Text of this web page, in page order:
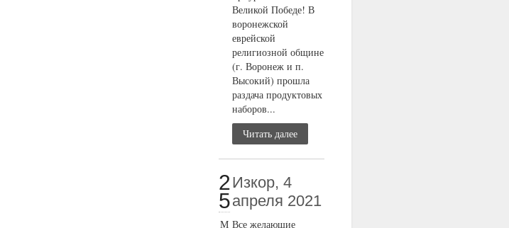
Великой Победе! В
воронежской
еврейской
религиозной общине
(г. Воронеж и п.
Высокий) прошла
раздача продуктовых
наборов...
Читать далее
2
5
М
Изкор, 4
апреля 2021
Все желающие